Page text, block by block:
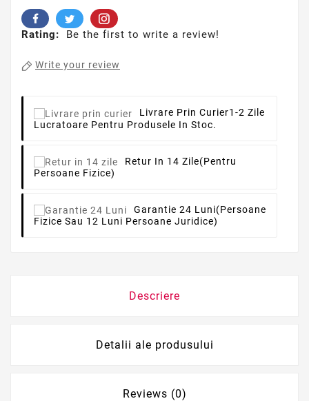
Rating: Be the first to write a review!
Write your review
Livrare Prin Curier1-2 Zile
Lucratoare Pentru Produsele In Stoc.
Retur In 14 Zile(pentru
Persoane Fizice)
Garantie 24 Luni(persoane
Fizice Sau 12 Luni Persoane Juridice)
Descriere
Detalii ale produsului
Reviews (0)